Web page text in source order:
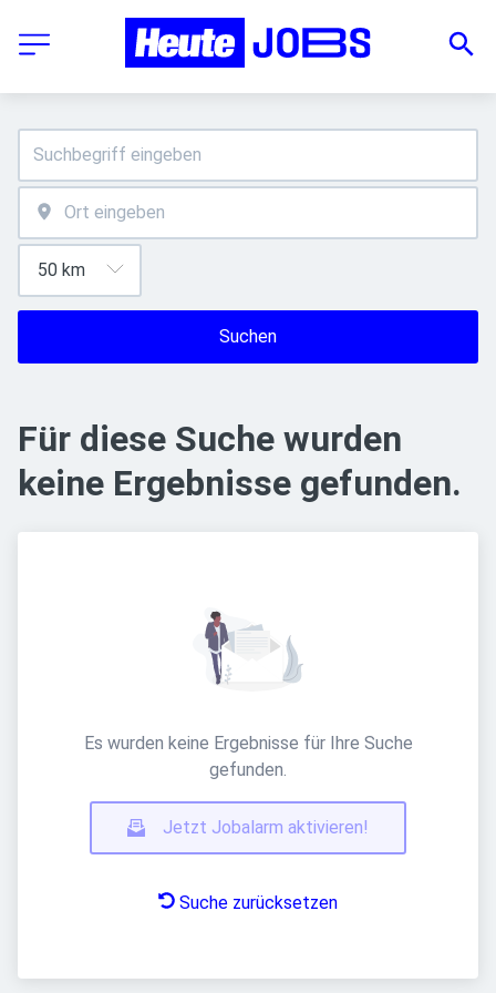
Suchen
Für diese Suche wurden
keine Ergebnisse gefunden.
Es wurden keine Ergebnisse für Ihre Suche
gefunden.
Jetzt Jobalarm aktivieren!
Suche zurücksetzen